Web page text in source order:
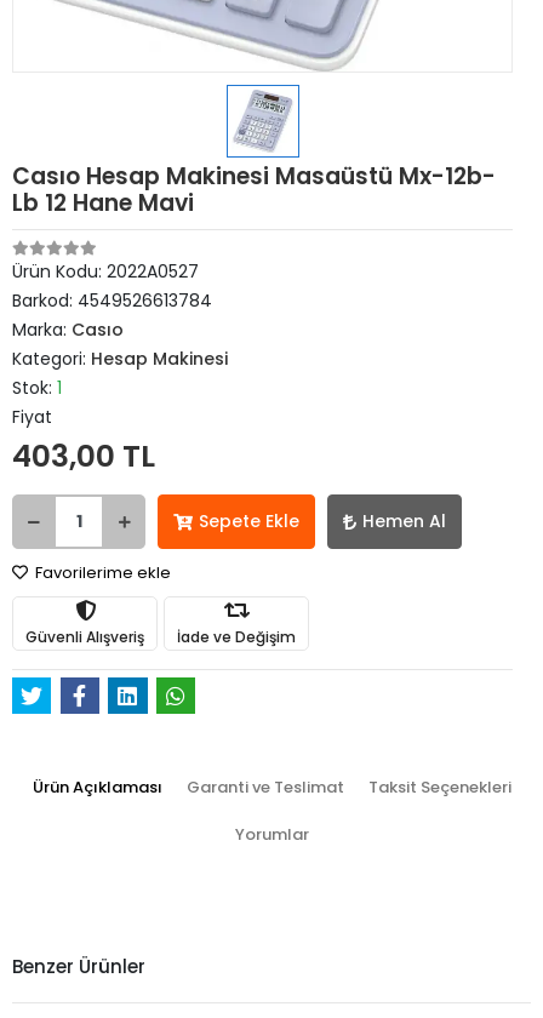
Casıo Hesap Makinesi Masaüstü Mx-12b-
Lb 12 Hane Mavi
Ürün Kodu: 2022A0527
Barkod: 4549526613784
Marka: Casıo
Kategori: Hesap Makinesi
Stok: 1
Fiyat
403,00 TL
Sepete Ekle Hemen Al
Favorilerime ekle
Güvenli Alışveriş İade ve Değişim
Ürün Açıklaması Garanti ve Teslimat Taksit Seçenekleri
Yorumlar
Benzer Ürünler